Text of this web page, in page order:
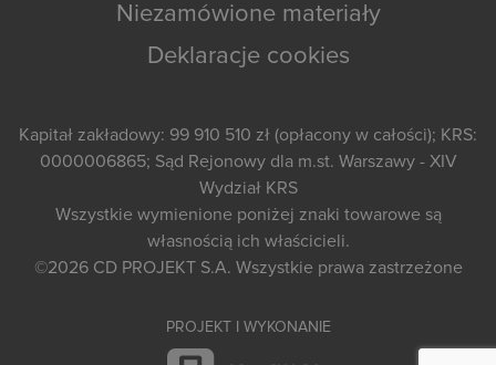
Niezamówione materiały
Deklaracje cookies
Kapitał zakładowy: 99 910 510 zł (opłacony w całości); KRS:
0000006865; Sąd Rejonowy dla m.st. Warszawy - XIV
Wydział KRS
Wszystkie wymienione poniżej znaki towarowe są
własnością ich właścicieli.
©2026 CD PROJEKT S.A. Wszystkie prawa zastrzeżone
PROJEKT I WYKONANIE